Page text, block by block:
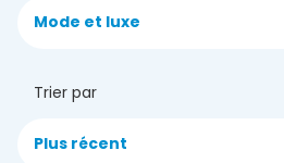
Mode et luxe
Trier par
Plus récent